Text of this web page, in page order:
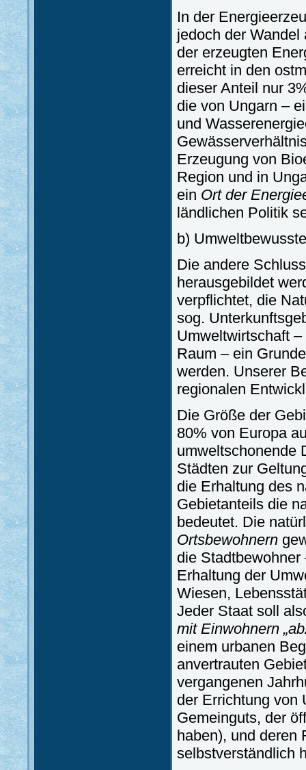
In der
jedoch der
der erzeugten
erreicht in den
dieser Anteil nur
die von Ungarn –
und
Erzeugung von
Region und in
ein Ort der
ländlichen Politik
b)
Die andere
herausgebildet
verpflichtet, die
sog.
Umweltwirtschaft
Raum – ein
werden. Unserer
regionalen
Die Größe der
80% von Europa
umweltschonende
Städten zur
die Erhaltung des
Gebietanteils die
bedeutet. Die
Ortsbewohnern
die
Erhaltung der
Wiesen,
Jeder Staat soll
mit Einwohnern
einem urbanen
anvertrauten
vergangenen
der Errichtung von
Gemeinguts, der
haben), und deren
selbstverständlich